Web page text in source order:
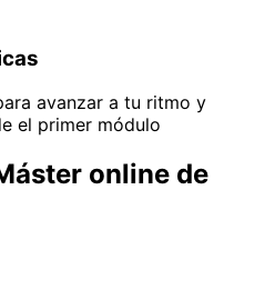
avanzar a tu ritmo y
el primer módulo
online de